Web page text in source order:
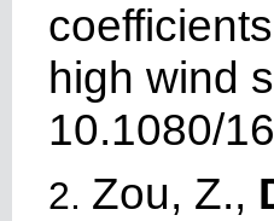
high wind
10.1080/
2. Zou, Z.,